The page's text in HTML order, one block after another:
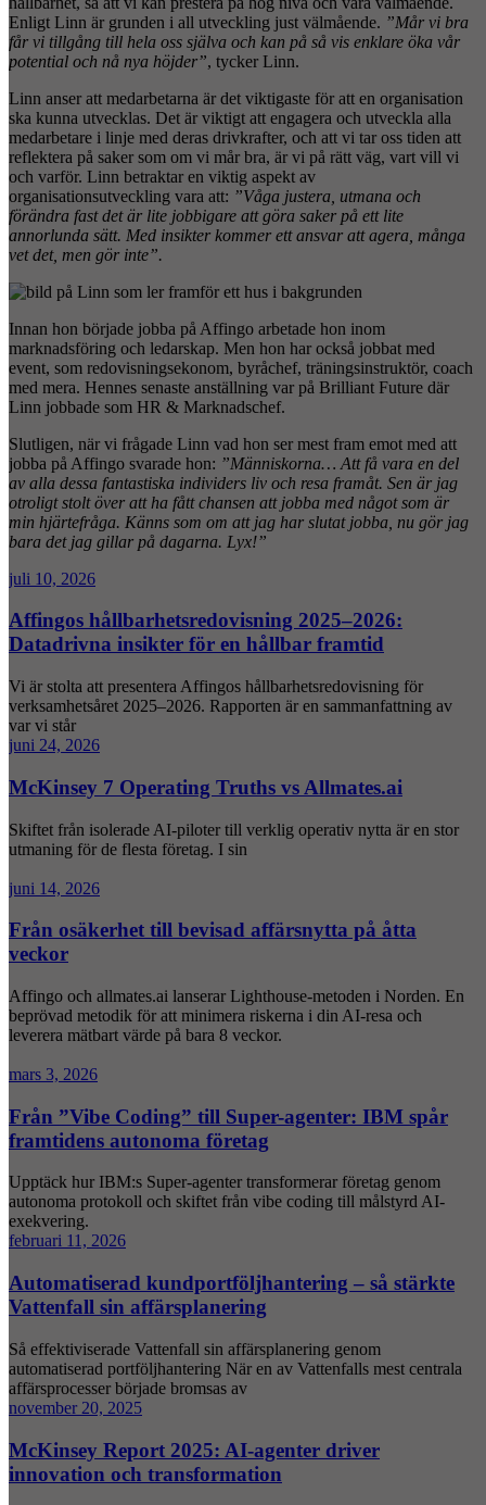
Enligt Linn är grunden i all utveckling just välmående. ”Mår vi bra
får vi tillgång till hela oss själva och kan på så vis enklare öka vår
potential och nå nya höjder”, tycker Linn.
Linn anser att medarbetarna är det viktigaste för att en organisation
ska kunna utvecklas. Det är viktigt att engagera och utveckla alla
medarbetare i linje med deras drivkrafter, och att vi tar oss tiden att
reflektera på saker som om vi mår bra, är vi på rätt väg, vart vill vi
och varför. Linn betraktar en viktig aspekt av
organisationsutveckling vara att: ”Våga justera, utmana och
förändra fast det är lite jobbigare att göra saker på ett lite
annorlunda sätt. Med insikter kommer ett ansvar att agera, många
vet det, men gör inte”.
Innan hon började jobba på Affingo arbetade hon inom
marknadsföring och ledarskap. Men hon har också jobbat med
event, som redovisningsekonom, byråchef, träningsinstruktör, coach
med mera. Hennes senaste anställning var på Brilliant Future där
Linn jobbade som HR & Marknadschef.
Slutligen, när vi frågade Linn vad hon ser mest fram emot med att
jobba på Affingo svarade hon: ”Människorna… Att få vara en del
av alla dessa fantastiska individers liv och resa framåt. Sen är jag
otroligt stolt över att ha fått chansen att jobba med något som är
min hjärtefråga. Känns som om att jag har slutat jobba, nu gör jag
bara det jag gillar på dagarna. Lyx!”
juli 10, 2026
Affingos hållbarhetsredovisning 2025–2026:
Datadrivna insikter för en hållbar framtid
Vi är stolta att presentera Affingos hållbarhetsredovisning för
verksamhetsåret 2025–2026. Rapporten är en sammanfattning av
var vi står
juni 24, 2026
McKinsey 7 Operating Truths vs Allmates.ai
Skiftet från isolerade AI-piloter till verklig operativ nytta är en stor
utmaning för de flesta företag. I sin
juni 14, 2026
Från osäkerhet till bevisad affärsnytta på åtta
veckor
Affingo och allmates.ai lanserar Lighthouse-metoden i Norden. En
beprövad metodik för att minimera riskerna i din AI-resa och
leverera mätbart värde på bara 8 veckor.
mars 3, 2026
Från ”Vibe Coding” till Super-agenter: IBM spår
framtidens autonoma företag
Upptäck hur IBM:s Super-agenter transformerar företag genom
autonoma protokoll och skiftet från vibe coding till målstyrd AI-
exekvering.
februari 11, 2026
Automatiserad kundportföljhantering – så stärkte
Vattenfall sin affärsplanering
Så effektiviserade Vattenfall sin affärsplanering genom
automatiserad portföljhantering När en av Vattenfalls mest centrala
affärsprocesser började bromsas av
november 20, 2025
McKinsey Report 2025: AI-agenter driver
innovation och transformation